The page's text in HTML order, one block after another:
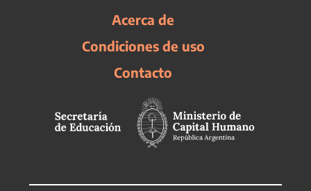
Acerca de
Condiciones de uso
Contacto